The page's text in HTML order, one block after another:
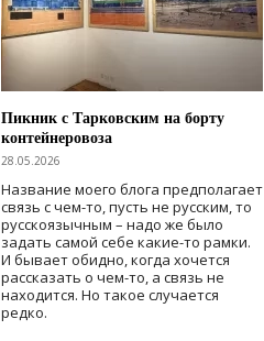
Пикник с Тарковским на борту
контейнеровоза
28.05.2026
Название моего блога предполагает
связь с чем-то, пусть не русским, то
русскоязычным – надо же было
задать самой себе какие-то рамки.
И бывает обидно, когда хочется
рассказать о чем-то, а связь не
находится. Но такое случается
редко.